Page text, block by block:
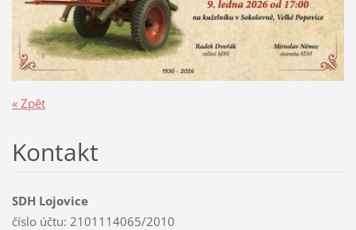
« Zpět
Kontakt
SDH Lojovice
číslo účtu: 2101114065/2010